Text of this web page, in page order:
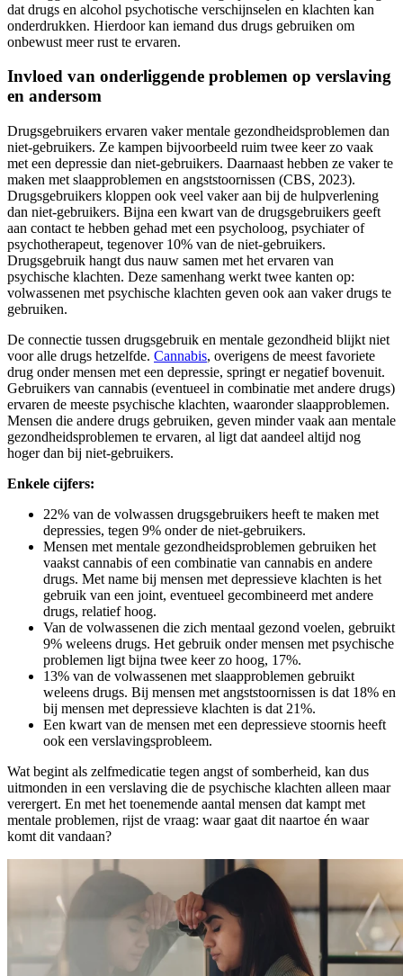
dat drugs en alcohol psychotische verschijnselen en klachten kan
onderdrukken. Hierdoor kan iemand dus drugs gebruiken om
onbewust meer rust te ervaren.
Invloed van onderliggende problemen op verslaving
en andersom
Drugsgebruikers ervaren vaker mentale gezondheidsproblemen dan
niet-gebruikers. Ze kampen bijvoorbeeld ruim twee keer zo vaak
met een depressie dan niet-gebruikers. Daarnaast hebben ze vaker te
maken met slaapproblemen en angststoornissen (CBS, 2023).
Drugsgebruikers kloppen ook veel vaker aan bij de hulpverlening
dan niet-gebruikers. Bijna een kwart van de drugsgebruikers geeft
aan contact te hebben gehad met een psycholoog, psychiater of
psychotherapeut, tegenover 10% van de niet-gebruikers.
Drugsgebruik hangt dus nauw samen met het ervaren van
psychische klachten. Deze samenhang werkt twee kanten op:
volwassenen met psychische klachten geven ook aan vaker drugs te
gebruiken.
De connectie tussen drugsgebruik en mentale gezondheid blijkt niet
voor alle drugs hetzelfde. Cannabis, overigens de meest favoriete
drug onder mensen met een depressie, springt er negatief bovenuit.
Gebruikers van cannabis (eventueel in combinatie met andere drugs)
ervaren de meeste psychische klachten, waaronder slaapproblemen.
Mensen die andere drugs gebruiken, geven minder vaak aan mentale
gezondheidsproblemen te ervaren, al ligt dat aandeel altijd nog
hoger dan bij niet-gebruikers.
Enkele cijfers:
22% van de volwassen drugsgebruikers heeft te maken met
depressies, tegen 9% onder de niet-gebruikers.
Mensen met mentale gezondheidsproblemen gebruiken het
vaakst cannabis of een combinatie van cannabis en andere
drugs. Met name bij mensen met depressieve klachten is het
gebruik van een joint, eventueel gecombineerd met andere
drugs, relatief hoog.
Van de volwassenen die zich mentaal gezond voelen, gebruikt
9% weleens drugs. Het gebruik onder mensen met psychische
problemen ligt bijna twee keer zo hoog, 17%.
13% van de volwassenen met slaapproblemen gebruikt
weleens drugs. Bij mensen met angststoornissen is dat 18% en
bij mensen met depressieve klachten is dat 21%.
Een kwart van de mensen met een depressieve stoornis heeft
ook een verslavingsprobleem.
Wat begint als zelfmedicatie tegen angst of somberheid, kan dus
uitmonden in een verslaving die de psychische klachten alleen maar
verergert. En met het toenemende aantal mensen dat kampt met
mentale problemen, rijst de vraag: waar gaat dit naartoe én waar
komt dit vandaan?